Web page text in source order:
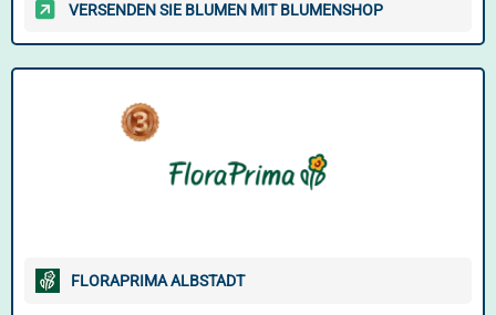
VERSENDEN SIE BLUMEN MIT BLUMENSHOP
FLORAPRIMA ALBSTADT